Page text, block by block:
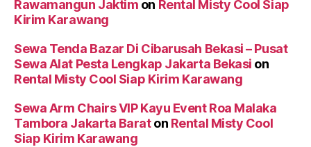
Rawamangun Jaktim on Rental Misty Cool Siap
Kirim Karawang
Sewa Tenda Bazar Di Cibarusah Bekasi – Pusat
Sewa Alat Pesta Lengkap Jakarta Bekasi on
Rental Misty Cool Siap Kirim Karawang
Sewa Arm Chairs VIP Kayu Event Roa Malaka
Tambora Jakarta Baraton Rental Misty Cool
Siap Kirim Karawang